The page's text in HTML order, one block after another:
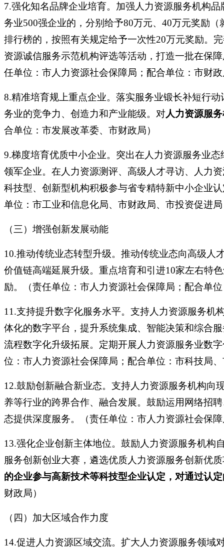
7.强化知名品牌企业培育。加强人力资源服务机构
务业500强企业的，分别给予80万元、40万元奖励
排行榜的，按照有关规定给予一次性20万元奖励。
资源诚信服务示范机构评选等活动，打造一批在保
任单位：市人力资源社会保障局；配合单位：市财
8.精准培育规上重点企业。落实服务业锻长补短行
务业的竞争力、创造力和产业能级。对人力资源服
合单位：市发展改革委、市财政局）
9.梯度培育优质中小企业。突出在人力资源服务业
领军企业。在人力资源测评、高级人才寻访、人力
科技型、创新型机构积极参与省专精特新中小企业
单位：市工业和信息化局、市财政局、市投资促进
（三）增强创新发展动能
10.推动传统业态转型升级。推动传统业态向高级人
价值链高端延展升级。重点培育和引进10家左右特
励。（责任单位：市人力资源社会保障局；配合单
11.支持提升数字化服务水平。支持人力资源服务机
体化的数字平台，提升系统集成、智能决策和综合
流程数字化升级拓展。定期开展人力资源服务业数
位：市人力资源社会保障局；配合单位：市科技局
12.鼓励创新融合新业态。支持人力资源服务机构向
养等行业的跨界合作、融合发展。鼓励运用网络招
态提供深度服务。（责任单位：市人力资源社会保
13.强化企业创新主体地位。鼓励人力资源服务机构
服务创新创业大赛，遴选优质人力资源服务创新优
的企业参与高新技术等科技型企业认定，对通过认
财政局）
（四）加大区域合作力度
14.促进人力资源区域交流。扩大人力资源服务领域